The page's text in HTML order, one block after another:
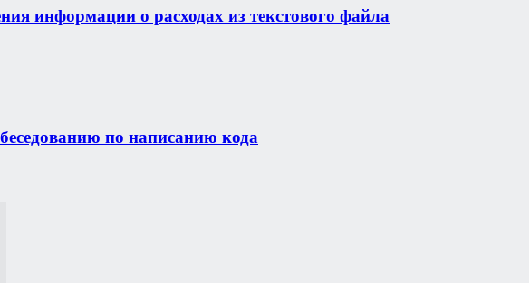
информации о расходах из текстового файла
по написанию кода